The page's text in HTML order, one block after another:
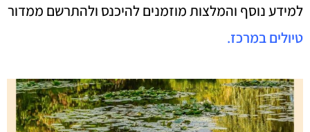
למידע נוסף והמלצות מוזמנים להיכנס ולהתרשם ממדור
טיולים במרכז.